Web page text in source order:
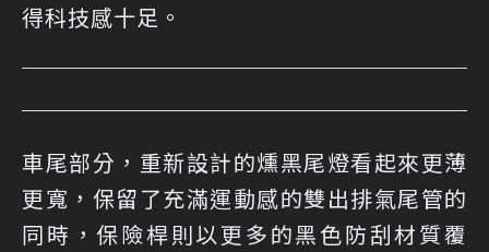
得科技感十足。
車尾部分，重新設計的燻黑尾燈看起來更薄
更寬，保留了充滿運動感的雙出排氣尾管的
同時，保險桿則以更多的黑色防刮材質覆